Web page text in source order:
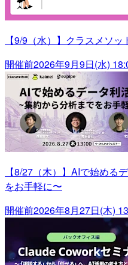
【9/9（水）】クラスメソ
開催前2026年9月9日(水)
【8/27（木）】AIで始める
をお手軽に〜
開催前2026年8月27日(木)